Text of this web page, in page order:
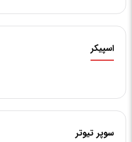
اسپیکر
سوپر تیوتر